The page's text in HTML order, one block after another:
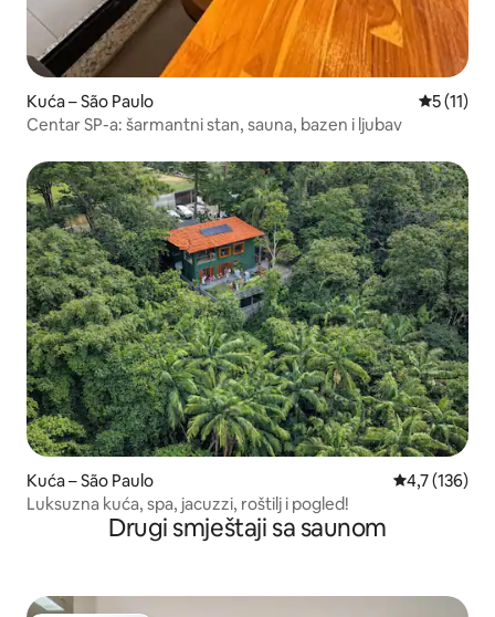
Kuća – São Paulo
5 (11)
Centar SP-a: šarmantni stan, sauna, bazen i ljubav
Kuća – São Paulo Prosječna
4,7 (136)
Luksuzna kuća, spa, jacuzzi, roštilj i pogled!
Drugi smještaji sa saunom